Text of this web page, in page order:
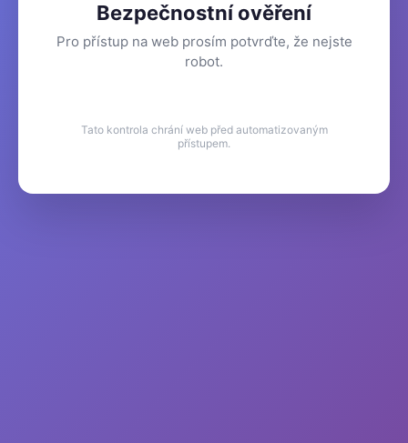
Bezpečnostní ověření
Pro přístup na web prosím potvrďte, že nejste
robot.
Tato kontrola chrání web před automatizovaným
přístupem.